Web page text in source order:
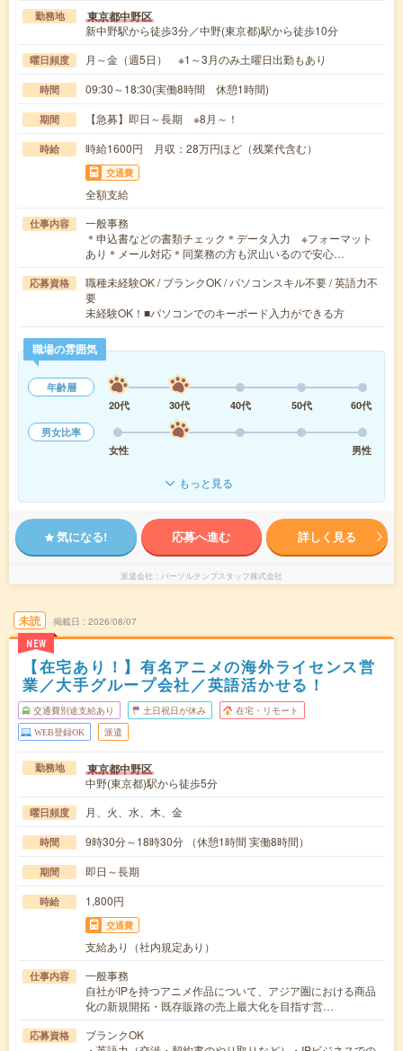
勤務地 東京都中野区
新中野駅から徒歩3分／中野(東京都)駅から徒歩10分
曜日頻度 月～金（週5日） ※1～3月のみ土曜日出勤もあり
時間 09:30～18:30(実働8時間 休憩1時間)
期間 【急募】即日～長期 ※8月～！
時給 時給1600円 月収：28万円ほど（残業代含む）
交通費
全額支給
仕事内容
一般事務
＊申込書などの書類チェック＊データ入力 ※フォーマット
あり＊メール対応＊同業務の方も沢山いるので安心…
応募資格
職種未経験OK / ブランクOK / パソコンスキル不要 / 英語力不
要
未経験OK！■パソコンでのキーボード入力ができる方
職場の雰囲気
年齢層
20代
30代 40代 50代
60代
男女比率
女性
男性
もっと見る
気になる! 応募へ進む 詳しく見る
派遣会社 パーソルテンプスタッフ株式会社
未読
NEW
掲載日 2026/08/07
【在宅あり！】有名アニメの海外ライセンス営
業／大手グループ会社／英語活かせる！
交通費別途支給あり 土日祝日が休み 在宅・リモート
WEB登録OK 派遣
勤務地 東京都中野区
中野(東京都)駅から徒歩5分
曜日頻度 月、火、水、木、金
時間 9時30分～18時30分 （休憩1時間 実働8時間）
期間 即日～長期
時給 1,800円
交通費
支給あり（社内規定あり）
仕事内容
一般事務
自社がIPを持つアニメ作品について、アジア圏における商品
化の新規開拓・既存販路の売上最大化を目指す営…
応募資格
ブランクOK